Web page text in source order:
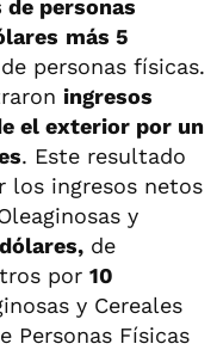
personas
más 5
personas físicas.
ingresos
el exterior por un
. Este resultado
los ingresos netos
y
de
por 10
y Cereales
Personas Físicas